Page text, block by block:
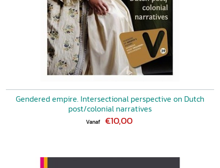
Gendered empire. Intersectional perspective on Dutch
post/colonial narratives
Vanaf €10,00